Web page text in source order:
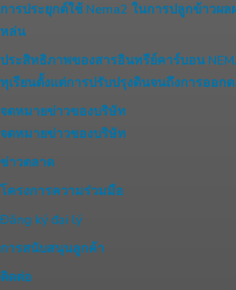
การประยุกต์ใช้ Nema2 ในการปลูกข้าวผ
หล่น
ประสิทธิภาพของสารอินทรีย์คาร์บอน
ทุเรียนตั้งแต่การปรับปรุงดินจนถึงการออก
จดหมายข่าวของบริษัท
จดหมายข่าวของบริษัท
ข่าวตลาด
โครงการความร่วมมือ
Đăng ký đại lý
การสนับสนุนลูกค้า
ติดต่อ